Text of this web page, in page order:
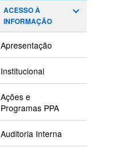
ACESSO À
INFORMAÇÃO
Apresentação
Institucional
Ações e
Programas PPA
Auditoria Interna